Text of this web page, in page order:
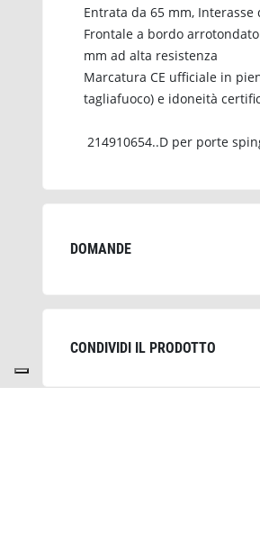
Entrata da 65 mm,
Frontale a bordo
mm ad alta resistenza
Marcatura CE ufficiale in
tagliafuoco) e idoneità
214910654..D per porte
DOMANDE
CONDIVIDI IL PRODOTTO